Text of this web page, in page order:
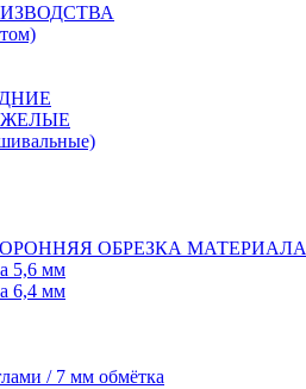
ОБРЕЗКА МАТЕРИАЛА
5,6 мм
6,4 мм
/ 7 мм обмётка